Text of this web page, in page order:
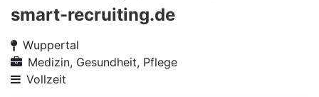
smart-recruiting.de
Wuppertal
Medizin, Gesundheit, Pflege
Vollzeit